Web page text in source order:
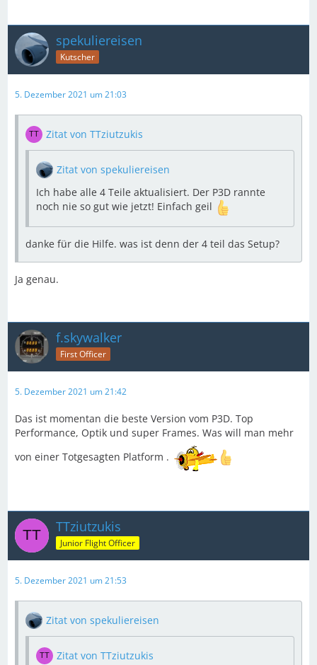
spekuliereisen
Kutscher
5. Dezember 2021 um 21:03
Zitat von TTziutzukis
Zitat von spekuliereisen
Ich habe alle 4 Teile aktualisiert. Der P3D rannte
noch nie so gut wie jetzt! Einfach geil
danke für die Hilfe. was ist denn der 4 teil das Setup?
Ja genau.
f.skywalker
First Officer
5. Dezember 2021 um 21:42
Das ist momentan die beste Version vom P3D. Top
Performance, Optik und super Frames. Was will man mehr
von einer Totgesagten Platform .
TTziutzukis
Junior Flight Officer
5. Dezember 2021 um 21:53
Zitat von spekuliereisen
Zitat von TTziutzukis